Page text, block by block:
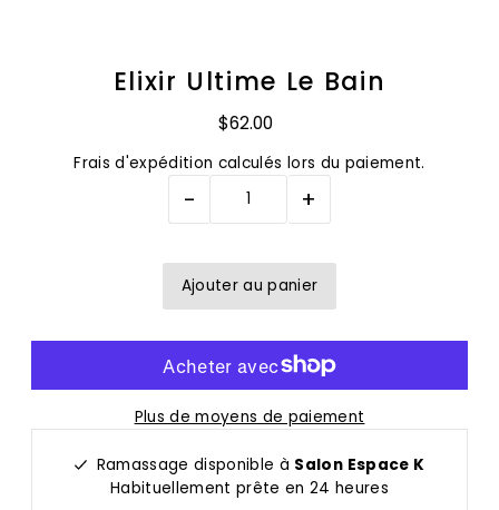
Elixir Ultime Le Bain
$62.00
Frais d'expédition calculés lors du paiement.
- +
Plus de moyens de paiement
Ramassage disponible à Salon Espace K
Habituellement prête en 24 heures